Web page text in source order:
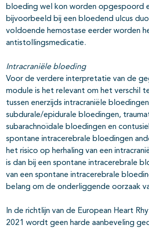
bloeding wel kon worden opgespoord
bijvoorbeeld bij een bloedend ulcus
voldoende hemostase eerder worden
antistollingsmedicatie.
Intracraniële bloeding
Voor de verdere interpretatie van de
module is het relevant om het verschil
tussen enerzijds intracraniële
subdurale/epidurale bloedingen,
subarachnoïdale bloedingen en
spontane intracerebrale bloedingen
het risico op herhaling van een
is dan bij een spontane intracerebrale
van een spontane intracerebrale
belang om de onderliggende oorzaak
In de richtlijn van de European Heart
2021 wordt geen harde aanbeveling